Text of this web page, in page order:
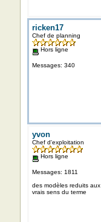
ricken17
Chef de planning
Hors ligne
Messages: 340
yvon
Chef d'exploitation
Hors ligne
Messages: 1811
des modèles reduits aux
vrais sens du terme